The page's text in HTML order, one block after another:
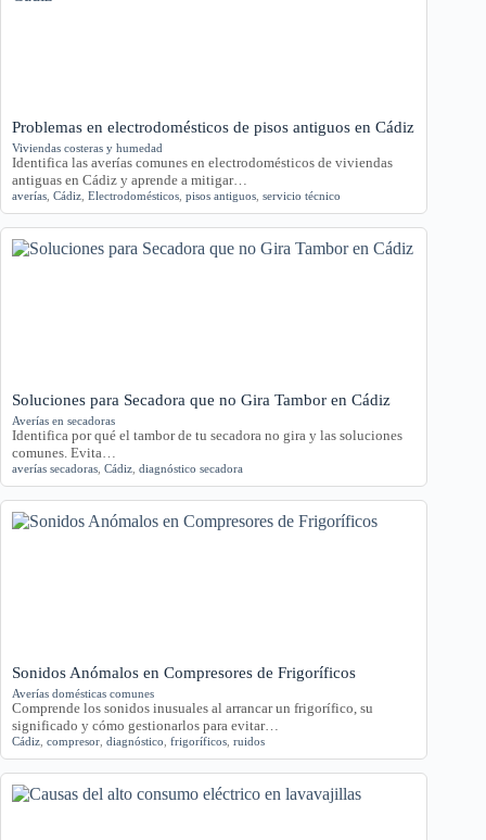
Problemas en electrodomésticos de pisos antiguos en Cádiz
Viviendas costeras y humedad
Identifica las averías comunes en electrodomésticos de viviendas
antiguas en Cádiz y aprende a mitigar…
averías Cádiz Electrodomésticos pisos antiguos servicio técnico
Soluciones para Secadora que no Gira Tambor en Cádiz
Averías en secadoras
Identifica por qué el tambor de tu secadora no gira y las soluciones
comunes. Evita…
averías secadoras Cádiz diagnóstico secadora
Sonidos Anómalos en Compresores de Frigoríficos
Averías domésticas comunes
Comprende los sonidos inusuales al arrancar un frigorífico, su
significado y cómo gestionarlos para evitar…
Cádiz compresor diagnóstico frigoríficos ruidos